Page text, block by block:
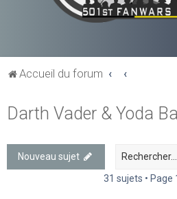
Accueil du forum
Darth Vader & Yoda
Nouveau sujet
31 sujets • Page